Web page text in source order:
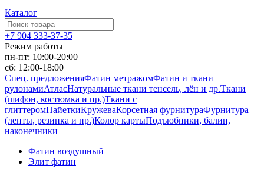
Каталог
+7 904 333-37-35
Режим работы
пн-пт: 10:00-20:00
сб: 12:00-18:00
Спец. предложенияФатин метражомФатин и ткани
рулонамиАтласНатуральные ткани тенсель, лён и др.Ткани
(шифон, костюмка и пр.)Ткани с
глиттеромПайеткиКружеваКорсетная фурнитураФурнитура
(ленты, резинка и пр.)Колор картыПодъюбники, балин,
наконечники
Фатин воздушный
Элит фатин